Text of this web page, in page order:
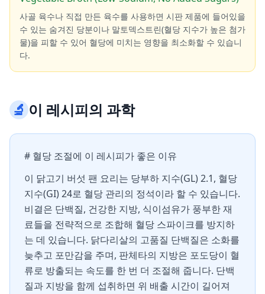
사골 육수나 직접 만든 육수를 사용하면 시판 제품에 들어있을
수 있는 숨겨진 당분이나 말토덱스트린(혈당 지수가 높은 첨가
물)을 피할 수 있어 혈당에 미치는 영향을 최소화할 수 있습니
다.
🔬이 레시피의 과학
# 혈당 조절에 이 레시피가 좋은 이유
이 닭고기 버섯 팬 요리는 당부하 지수(GL) 2.1, 혈당
지수(GI) 24로 혈당 관리의 정석이라 할 수 있습니다.
비결은 단백질, 건강한 지방, 식이섬유가 풍부한 재
료들을 전략적으로 조합해 혈당 스파이크를 방지하
는 데 있습니다. 닭다리살의 고품질 단백질은 소화를
늦추고 포만감을 주며, 판체타의 지방은 포도당이 혈
류로 방출되는 속도를 한 번 더 조절해 줍니다. 단백
질과 지방을 함께 섭취하면 위 배출 시간이 길어져